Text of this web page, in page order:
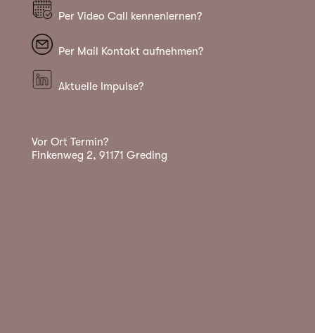
Per Video Call kennenlernen?
Per Mail Kontakt aufnehmen?
Aktuelle Impulse?
Vor Ort Termin?
Finkenweg 2, 91171 Greding